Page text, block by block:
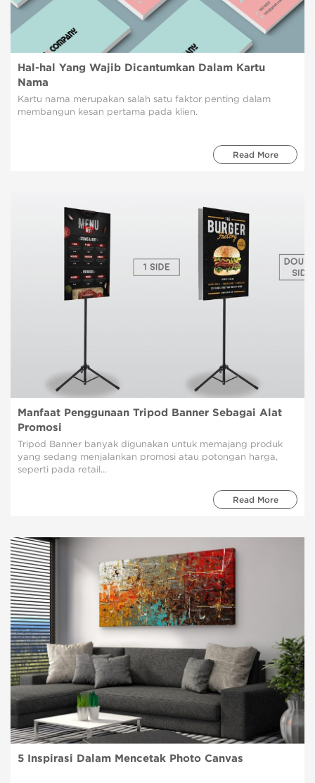
Hal-hal Yang Wajib Dicantumkan Dalam Kartu
Nama
Kartu nama merupakan salah satu faktor penting dalam
membangun kesan pertama pada klien.
Read More
Manfaat Penggunaan Tripod Banner Sebagai Alat
Promosi
Tripod Banner banyak digunakan untuk memajang produk
yang sedang menjalankan promosi atau potongan harga,
seperti pada retail...
Read More
5 Inspirasi Dalam Mencetak Photo Canvas